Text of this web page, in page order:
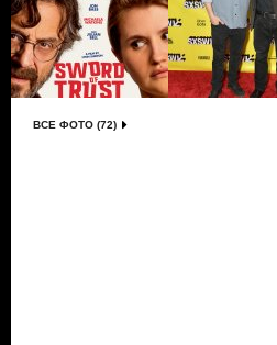
ВСЕ ФОТО (72)